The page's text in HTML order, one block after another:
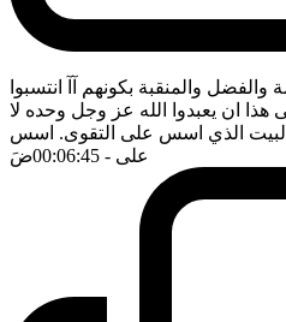
والفضل والمنقبة بكونهم آآ انتسبوا
هذا ان يعبدوا الله عز وجل وحده لا
الذي اسس على التقوى. اسس
على - 00:06:45 ضَ